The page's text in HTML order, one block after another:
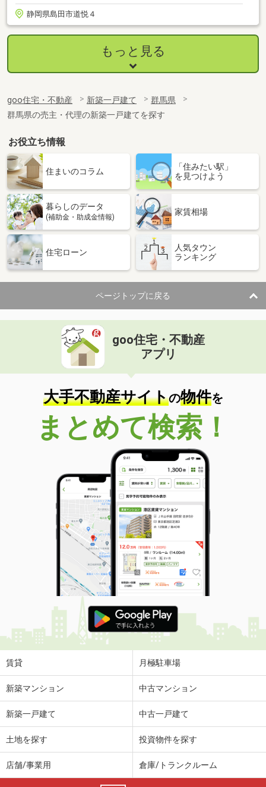
静岡県島田市道悦４
もっと見る
goo住宅・不動産 新築一戸建て
群馬県
群馬県の売主・代理の新築一戸建てを探す
お役立ち情報
住まいのコラム
「住みたい駅」
を見つけよう
暮らしのデータ
(補助金・助成金情報)
家賃相場
住宅ローン
人気タウン
ランキング
ページトップに戻る
goo住宅・不動産
アプリ
大手不動産サイトの物件を
まとめて検索！
賃貸 月極駐車場
新築マンション 中古マンション
新築一戸建て 中古一戸建て
土地を探す 投資物件を探す
店舗/事業用 倉庫/トランクルーム